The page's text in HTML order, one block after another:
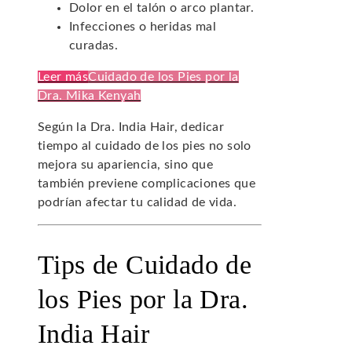
Dolor en el talón o arco plantar.
Infecciones o heridas mal
curadas.
Leer másCuidado de los Pies por la
Dra. Mika Kenyah
Según la Dra. India Hair, dedicar
tiempo al cuidado de los pies no solo
mejora su apariencia, sino que
también previene complicaciones que
podrían afectar tu calidad de vida.
Tips de Cuidado de
los Pies por la Dra.
India Hair